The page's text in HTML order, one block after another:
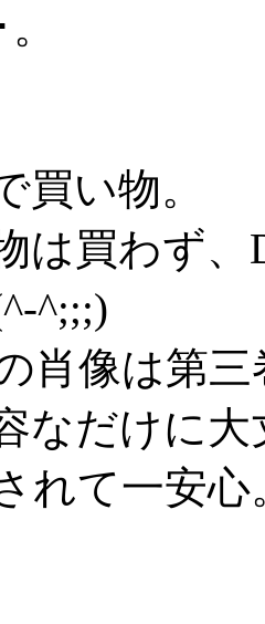
買い物。
は買わず
^;;;)
肖像は第
なだけに
れて一安心